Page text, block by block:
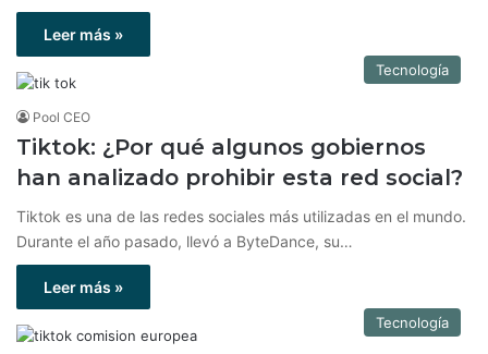
Leer más »
Tecnología
Pool CEO
Tiktok: ¿Por qué algunos gobiernos
han analizado prohibir esta red social?
Tiktok es una de las redes sociales más utilizadas en el mundo.
Durante el año pasado, llevó a ByteDance, su…
Leer más »
Tecnología